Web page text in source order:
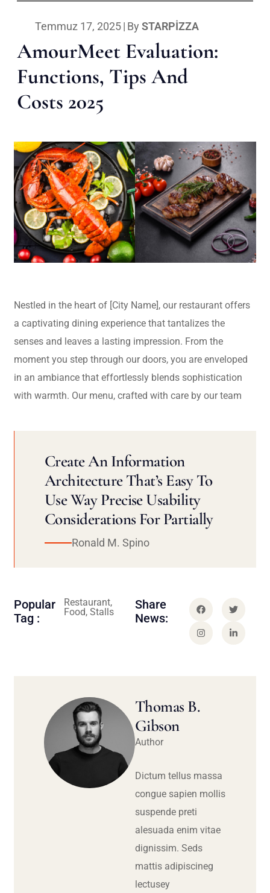
Temmuz 17, 2025| By STARPIZZA
AmourMeet Evaluation:
Functions, Tips And
Costs 2025
Nestled in the heart of [City Name], our restaurant offers
a captivating dining experience that tantalizes the
senses and leaves a lasting impression. From the
moment you step through our doors, you are enveloped
in an ambiance that effortlessly blends sophistication
with warmth. Our menu, crafted with care by our team
Create An Information
Architecture That’s Easy To
Use Way Precise Usability
Considerations For Partially
Ronald M. Spino
Popular
Tag :
Restaurant,
Food, Stalls
Share
News:
Thomas B.
Gibson
Author
Dictum tellus massa
congue sapien mollis
suspende preti
alesuada enim vitae
dignissim. Seds
mattis adipiscineg
lectusey